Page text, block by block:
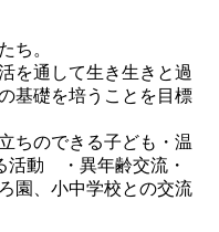
ち。
を通して生き生きと過
基礎を培うことを目標
ちのできる子ども・温
動　・異年齢交流・
園、小中学校との交流